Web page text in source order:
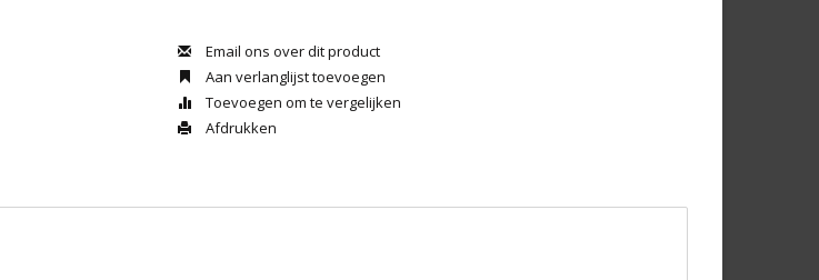
Email ons over dit product
Aan verlanglijst toevoegen
Toevoegen om te vergelijken
Afdrukken